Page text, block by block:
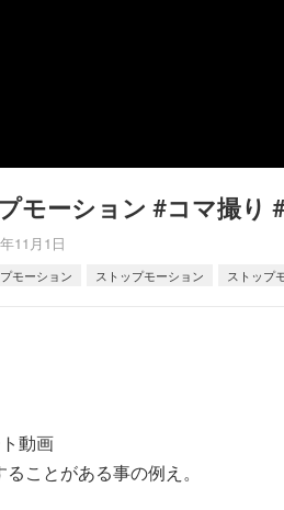
モーション #コマ撮り
11月1日
モーション ストップモーション ストップ
動画
ことがある事の例え。